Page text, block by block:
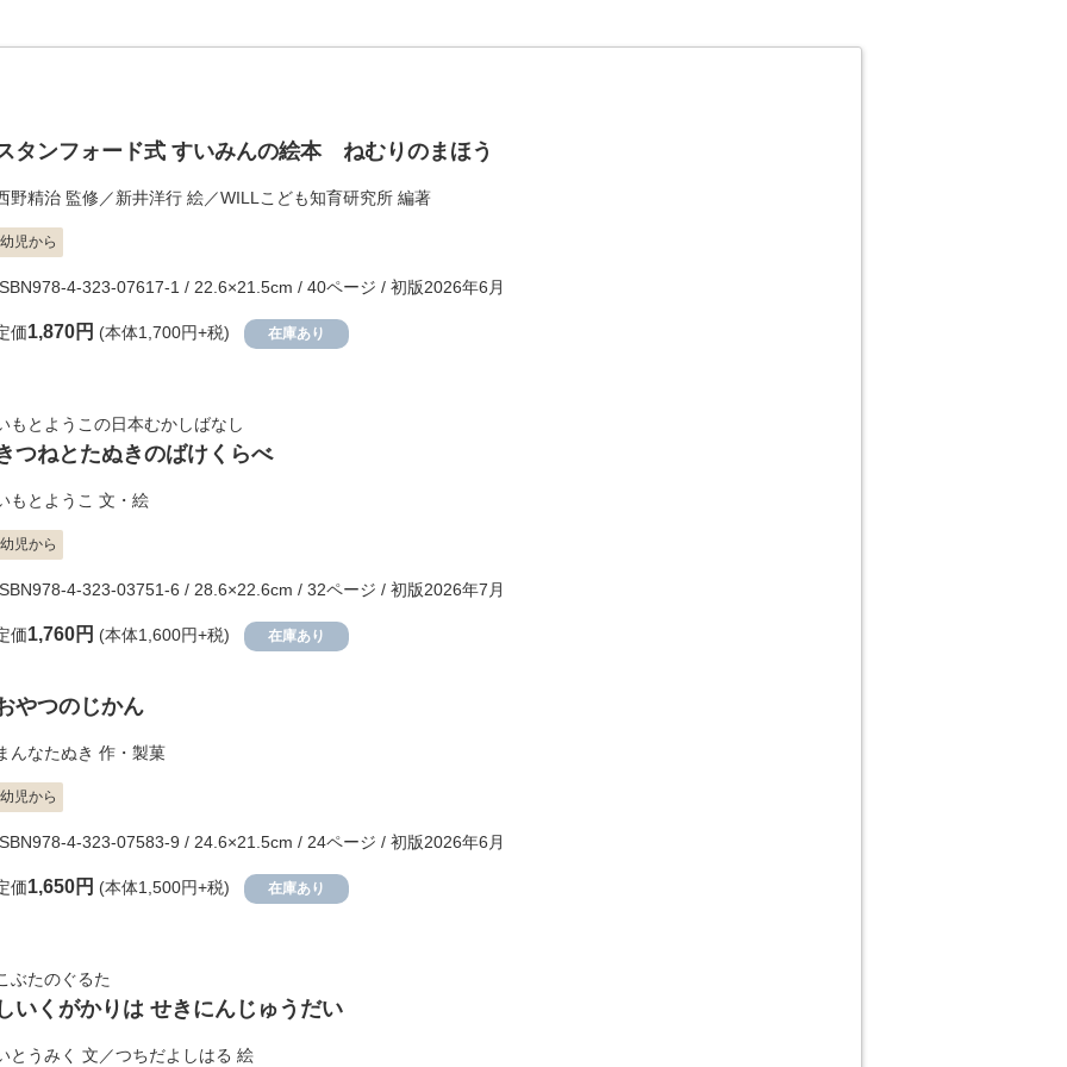
タンフォード式 すいみんの絵本 ねむりのまほう
野精治 監修／新井洋行 絵／WILLこども知育研究所 編著
幼児から
4-323-07617-1 / 22.6×21.5cm / 40ページ / 初版2026年6月
価1,870円 (本体1,700円+税) 在庫あり
もとようこの日本むかしばなし
つねとたぬきのばけくらべ
もとようこ 文・絵
幼児から
4-323-03751-6 / 28.6×22.6cm / 32ページ / 初版2026年7月
価1,760円 (本体1,600円+税) 在庫あり
やつのじかん
んなたぬき 作・製菓
幼児から
4-323-07583-9 / 24.6×21.5cm / 24ページ / 初版2026年6月
価1,650円 (本体1,500円+税) 在庫あり
ぶたのぐるた
いくがかりは せきにんじゅうだい
とうみく 文／つちだよしはる 絵